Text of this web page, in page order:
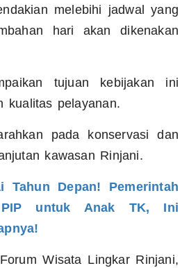
melebihi jadwal yang
hari akan dikenakan
tujuan kebijakan ini
kualitas pelayanan.
pada konservasi dan
kawasan Rinjani.
Tahun Depan! Pemerintah
untuk Anak TK, Ini
Wisata Lingkar Rinjani,